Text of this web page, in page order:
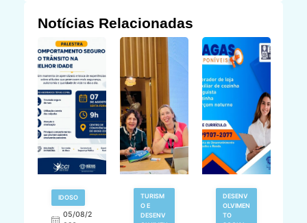
Notícias Relacionadas
IDOSO
05/08/2
TURISM
O E
DESENV
DESENV
OLVIMEN
TO